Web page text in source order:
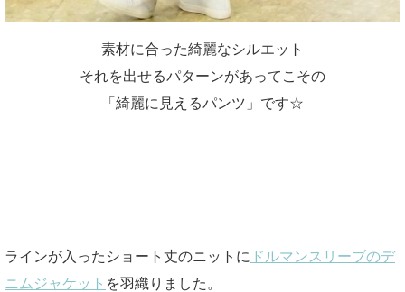
素材に合った綺麗なシルエット
それを出せるパターンがあってこその
「綺麗に見えるパンツ」です☆
ラインが入ったショート丈のニットに ドルマンスリーブのデ
ニムジャケット を羽織りました。